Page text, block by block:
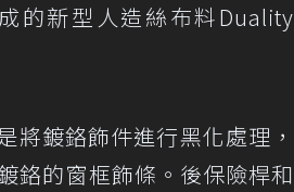
的新型人造絲布料Duality
鍍鉻飾件進行黑化處理，
鉻的窗框飾條。後保險桿和